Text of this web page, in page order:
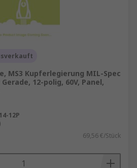
MS3 Kupferlegierung MIL-Spec
12-polig, 60V, Panel,
12P
69,56 €/Stück